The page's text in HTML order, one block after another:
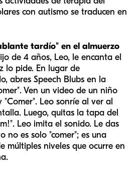
con autismo se traducen en
tardío" en el almuerzo
de 4 años, Leo, le encanta el
lo pide. En lugar de
abres Speech Blubs en la
Ven un video de un niño
"Comer". Leo sonríe al ver al
Luego, quitas la tapa del
Leo imita el sonido. Le das
no es solo "comer"; es una
múltiples niveles que ocurre en